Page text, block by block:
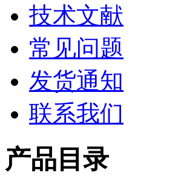
技术文献
常见问题
发货通知
联系我们
产品目录